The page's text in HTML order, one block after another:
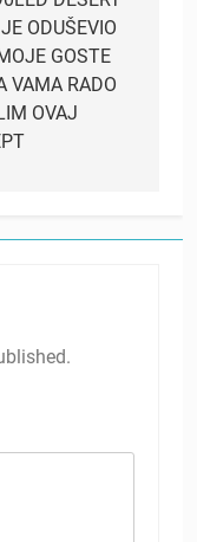
ODUŠEVIO
GOSTE
VAMA RADO
OVAJ